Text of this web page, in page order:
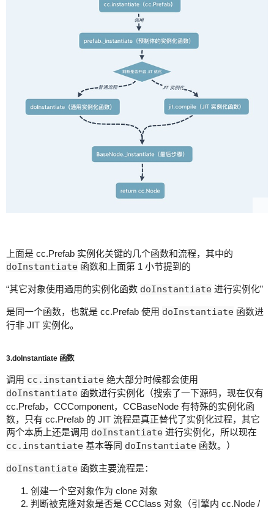
上面是 cc.Prefab 实例化关键的几个函数和流程，其中的
doInstantiate 函数和上面第 1 小节提到的
“其它对象使用通用的实例化函数 doInstantiate 进行实例化”
是同一个函数，也就是 cc.Prefab 使用 doInstantiate 函数进
行非 JIT 实例化。
3.doInstantiate 函数
调用 cc.instantiate 绝大部分时候都会使用
doInstantiate 函数进行实例化（搜索了一下源码，现在仅有
cc.Prefab，CCComponent，CCBaseNode 有特殊的实例化函
数，只有 cc.Prefab 的 JIT 流程是真正替代了实例化过程，其它
两个本质上还是调用 doInstantiate 进行实例化，所以现在
cc.instantiate 基本等同 doInstantiate 函数。）
doInstantiate 函数主要流程是：
创建一个空对象作为 clone 对象
判断被克隆对象是否是 CCClass 对象（引擎内 cc.Node /